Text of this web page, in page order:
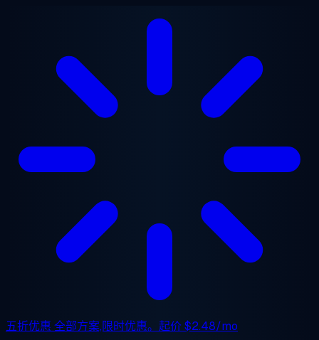
五折优惠 全部方案,限时优惠。起价$2.48/mo